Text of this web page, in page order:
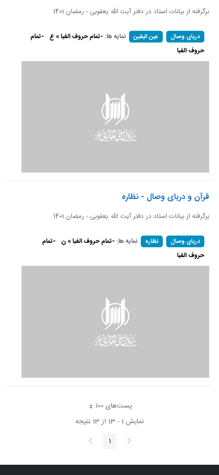
برگرفته از بیانات استاد در دفتر آیت الله یعقوبی - رمضان 1401
دریای وصال عین الیقین نمایه ها: -تمام حروف الفبا » ع -تمام
حروف الفبا
قرآن و دریای وصال - نظاره
برگرفته از بیانات استاد در دفتر آیت الله یعقوبی - رمضان 1401
دریای وصال نظاره نمایه ها: -تمام حروف الفبا » ن -تمام
حروف الفبا
پست‌‌های 100هر صفحه
نمایش 1 - 13 از 13 نتیجه
پیغام
قبلی صفحه1 صفحه
بعد